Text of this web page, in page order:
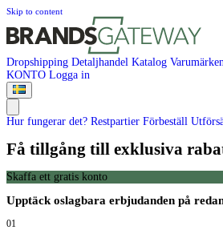
Skip to content
Dropshipping Detaljhandel Katalog
KONTO Logga in
Hur fungerar det? Restpartier Förbeställ
Få tillgång till exklusiva
Skaffa ett gratis konto
Upptäck oslagbara erbjudanden på
01